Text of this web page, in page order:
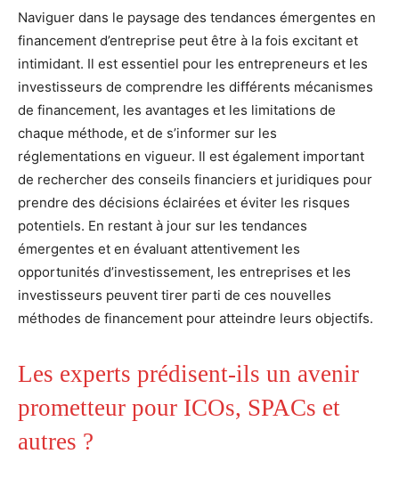
Naviguer dans le paysage des tendances émergentes en
financement d’entreprise peut être à la fois excitant et
intimidant. Il est essentiel pour les entrepreneurs et les
investisseurs de comprendre les différents mécanismes
de financement, les avantages et les limitations de
chaque méthode, et de s’informer sur les
réglementations en vigueur. Il est également important
de rechercher des conseils financiers et juridiques pour
prendre des décisions éclairées et éviter les risques
potentiels. En restant à jour sur les tendances
émergentes et en évaluant attentivement les
opportunités d’investissement, les entreprises et les
investisseurs peuvent tirer parti de ces nouvelles
méthodes de financement pour atteindre leurs objectifs.
Les experts prédisent-ils un avenir
prometteur pour ICOs, SPACs et
autres ?